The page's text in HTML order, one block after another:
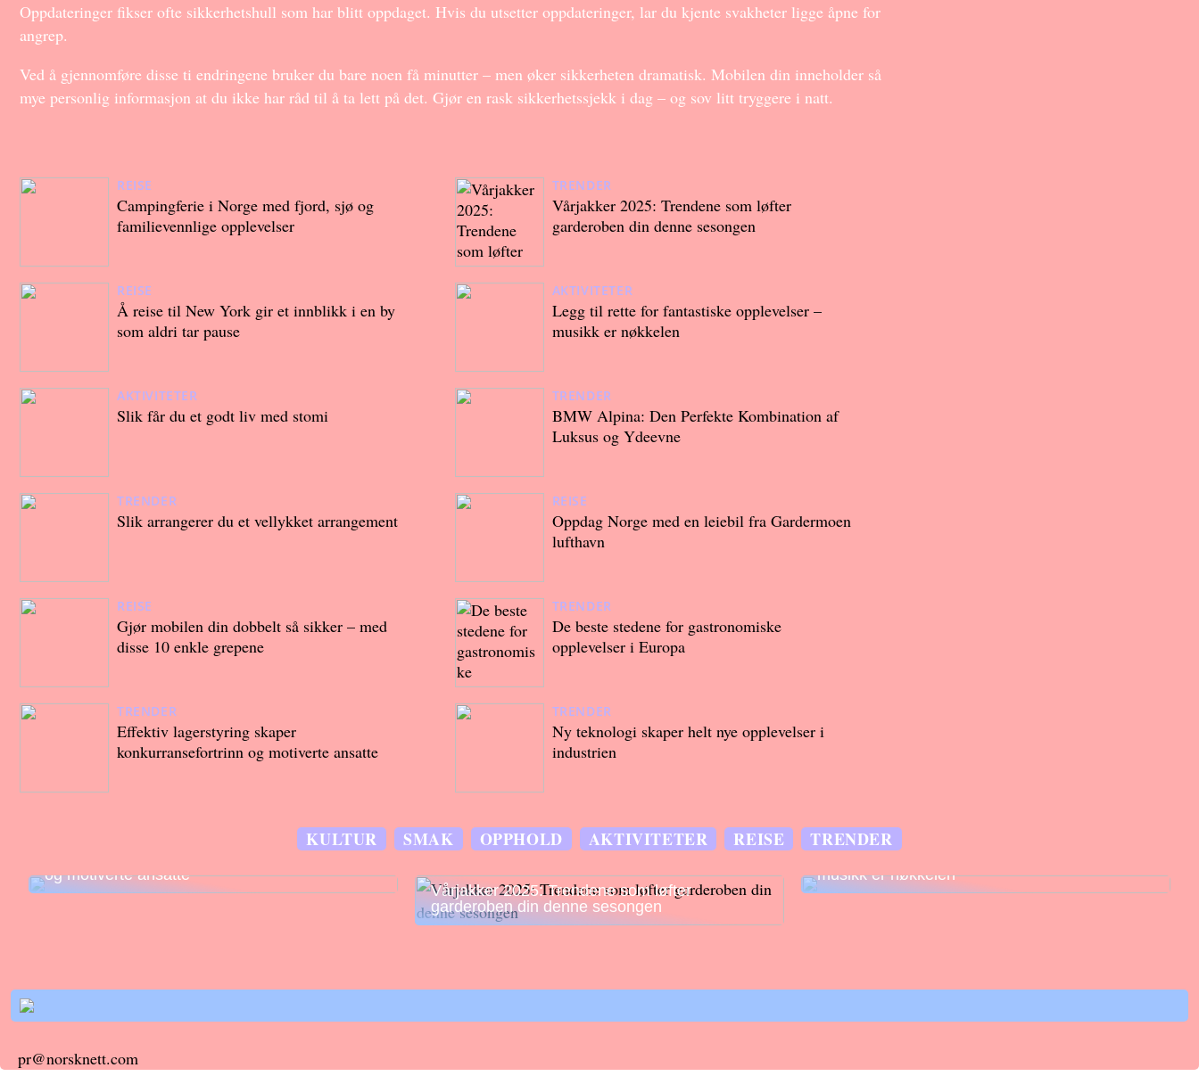
Oppdateringer fikser ofte sikkerhetshull som har blitt oppdaget. Hvis du utsetter oppdateringer, lar du kjente svakheter ligge åpne for
angrep.
Ved å gjennomføre disse ti endringene bruker du bare noen få minutter – men øker sikkerheten dramatisk. Mobilen din inneholder så
mye personlig informasjon at du ikke har råd til å ta lett på det. Gjør en rask sikkerhetssjekk i dag – og sov litt tryggere i natt.
REISE
Campingferie i Norge med fjord, sjø og
familievennlige opplevelser
REISE
Å reise til New York gir et innblikk i en by
som aldri tar pause
AKTIVITETER
Slik får du et godt liv med stomi
TRENDER
Slik arrangerer du et vellykket arrangement
REISE
Gjør mobilen din dobbelt så sikker – med
disse 10 enkle grepene
TRENDER
Effektiv lagerstyring skaper
konkurransefortrinn og motiverte ansatte
TRENDER
Vårjakker 2025: Trendene som løfter
garderoben din denne sesongen
AKTIVITETER
Legg til rette for fantastiske opplevelser –
musikk er nøkkelen
TRENDER
BMW Alpina: Den Perfekte Kombination af
Luksus og Ydeevne
REISE
Oppdag Norge med en leiebil fra Gardermoen
lufthavn
TRENDER
De beste stedene for gastronomiske
opplevelser i Europa
TRENDER
Ny teknologi skaper helt nye opplevelser i
industrien
KULTUR SMAK OPPHOLD AKTIVITETER REISE TRENDER
og motiverte ansatte
Vårjakker 2025: Trendene som løfter
garderoben din denne sesongen
musikk er nøkkelen
pr@norsknett.com